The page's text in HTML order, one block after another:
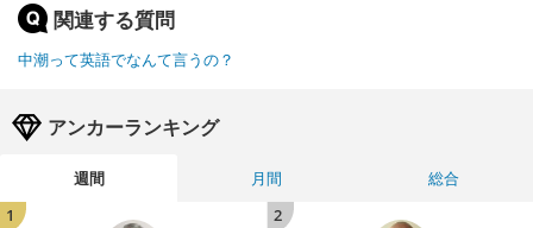
関連する質問
中潮って英語でなんて言うの？
アンカーランキング
週間 月間
総合
1
2